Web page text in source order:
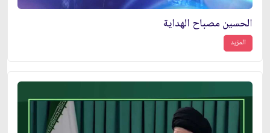
الحسين مصباح الهداية
المزيد